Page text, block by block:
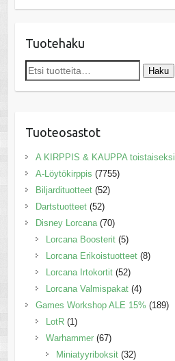
Tuotehaku
Etsi: Haku
Tuoteosastot
A KIRPPIS & KAUPPA toistaiseksi
A-Löytökirppis (7755)
Biljardituotteet (52)
Dartstuotteet (52)
Disney Lorcana (70)
Lorcana Boosterit (5)
Lorcana Erikoistuotteet (8)
Lorcana Irtokortit (52)
Lorcana Valmispakat (4)
Games Workshop ALE 15% (189)
LotR (1)
Warhammer (67)
Miniatyyriboksit (32)